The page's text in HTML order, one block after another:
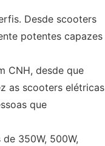
Desde scooters
potentes capazes
CNH, desde que
as scooters elétricas
que
350W, 500W,